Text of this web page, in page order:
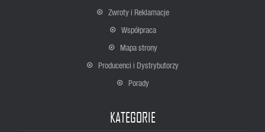
Zwroty i Reklamacje
Współpraca
Mapa strony
Producenci i Dystrybutorzy
Porady
KATEGORIE